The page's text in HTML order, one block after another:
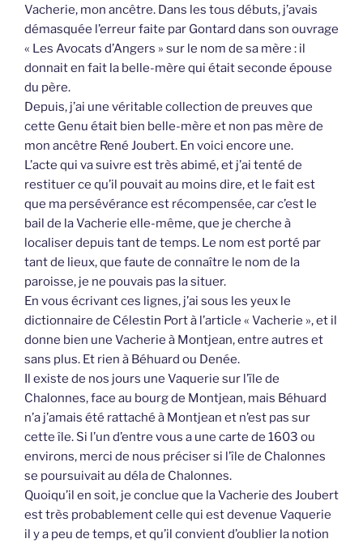
Vacherie, mon ancêtre. Dans les tous débuts, j’avais
démasquée l’erreur faite par Gontard dans son ouvrage
« Les Avocats d’Angers » sur le nom de sa mère : il
donnait en fait la belle-mère qui était seconde épouse
du père.
Depuis, j’ai une véritable collection de preuves que
cette Genu était bien belle-mère et non pas mère de
mon ancêtre René Joubert. En voici encore une.
L’acte qui va suivre est très abimé, et j’ai tenté de
restituer ce qu’il pouvait au moins dire, et le fait est
que ma persévérance est récompensée, car c’est le
bail de la Vacherie elle-même, que je cherche à
localiser depuis tant de temps. Le nom est porté par
tant de lieux, que faute de connaître le nom de la
paroisse, je ne pouvais pas la situer.
En vous écrivant ces lignes, j’ai sous les yeux le
dictionnaire de Célestin Port à l’article « Vacherie », et il
donne bien une Vacherie à Montjean, entre autres et
sans plus. Et rien à Béhuard ou Denée.
Il existe de nos jours une Vaquerie sur l’ïle de
Chalonnes, face au bourg de Montjean, mais Béhuard
n’a j’amais été rattaché à Montjean et n’est pas sur
cette île. Si l’un d’entre vous a une carte de 1603 ou
environs, merci de nous préciser si l’île de Chalonnes
se poursuivait au déla de Chalonnes.
Quoiqu’il en soit, je conclue que la Vacherie des Joubert
est très probablement celle qui est devenue Vaquerie
il y a peu de temps, et qu’il convient d’oublier la notion